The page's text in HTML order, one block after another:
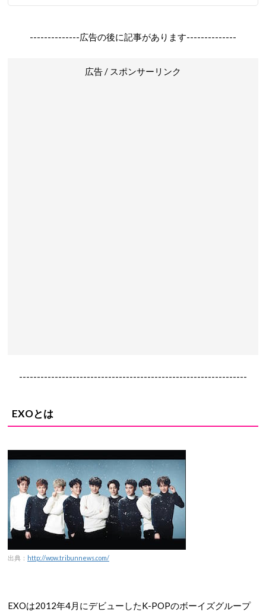
--------------広告の後に記事があります--------------
広告 / スポンサーリンク
----------------------------------------------------------------
EXOとは
出典： http://wow.tribunnews.com/
EXOは2012年4月にデビューしたK-POPのボーイズグループ